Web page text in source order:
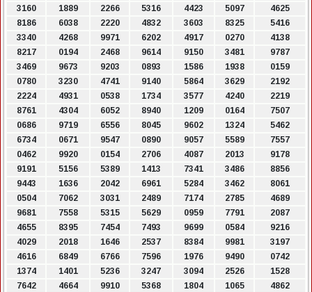
3160
1889 2266 5316 4423 5097
4625
8186
6038 2220 4832 3603 8325
5416
3340
4268 9971 6202 4917 0270
4138
8217
0194 2468 9614 9150 3481
9787
3469
9673 9203 0893 1586 1938
0159
0780
3230 4741 9140 5864 3629
2192
2224
4931 0538 1734 3577 4240
2219
8761
4304 6052 8940 1209 0164
7507
0686
9719 6556 8045 9602 1324
5462
6734
0671 9547 0890 9057 5589
7557
0462
9920 0154 2706 4087 2013
9178
9191
5156 5389 1413 7341 3486
8856
9443
1636 2042 6961 5284 3462
8061
0504
7062 3031 2489 7174 2785
4689
9681
7558 5315 5629 0959 7791
2087
4655
8395 7454 7493 9699 0584
9216
4029
2018 1646 2537 8384 9981
3197
4616
6849 6766 7596 1976 9490
0742
1374
1401 5236 3247 3094 2526
1528
7642
4664 9910 5368 1804 1065
4862